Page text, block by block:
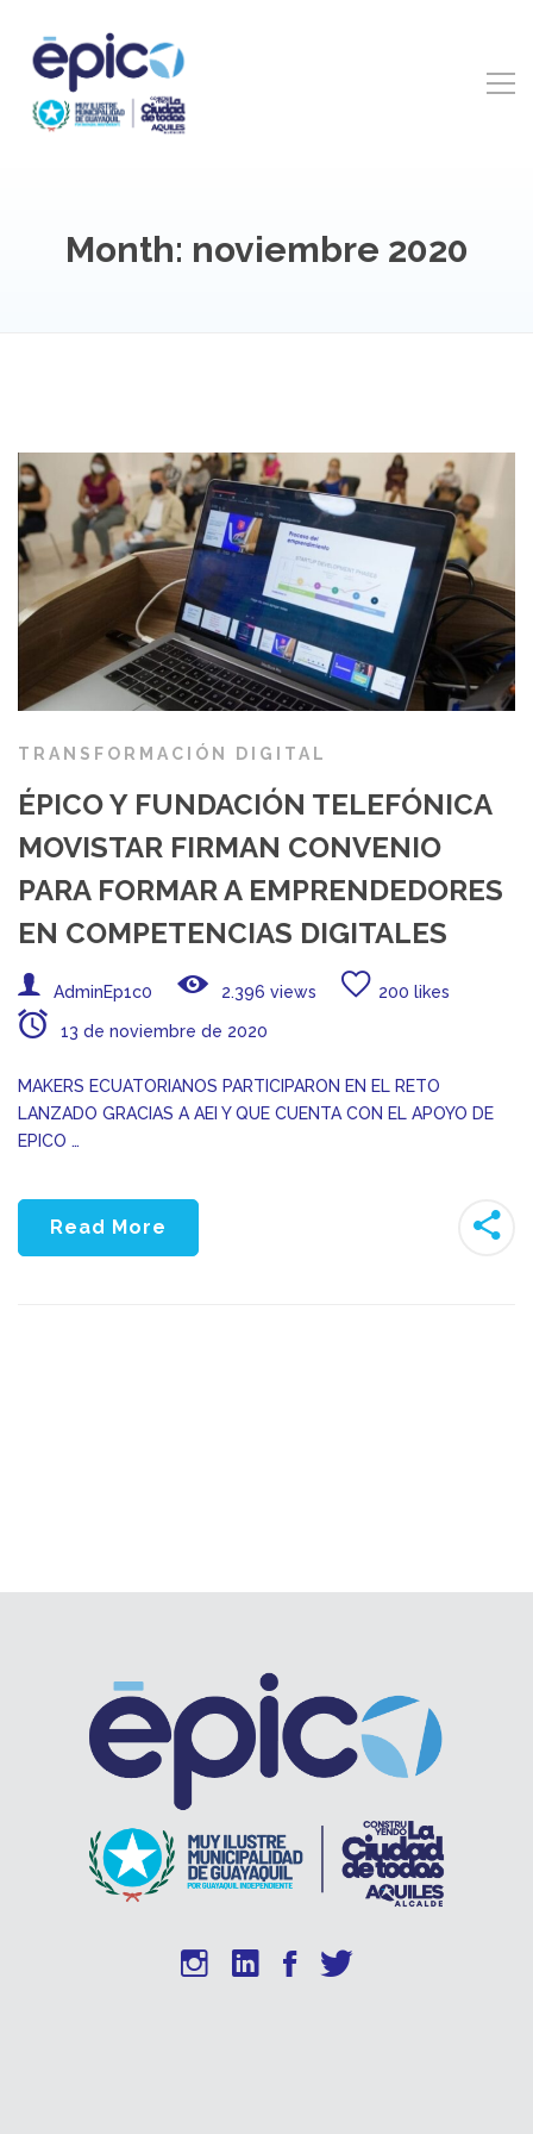
Month: noviembre 2020
TRANSFORMACIÓN DIGITAL
ÉPICO Y FUNDACIÓN TELEFÓNICA
MOVISTAR FIRMAN CONVENIO
PARA FORMAR A EMPRENDEDORES
EN COMPETENCIAS DIGITALES
AdminEp1c0 2.396 views 200 likes
13 de noviembre de 2020
MAKERS ECUATORIANOS PARTICIPARON EN EL RETO
LANZADO GRACIAS A AEI Y QUE CUENTA CON EL APOYO DE
EPICO …
Read More